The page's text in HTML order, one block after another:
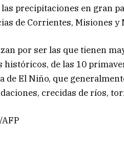
precipitaciones en gran
de Corrientes, Misiones y
por ser las que tienen
históricos, de las 10
de El Niño, que
crecidas de ríos,